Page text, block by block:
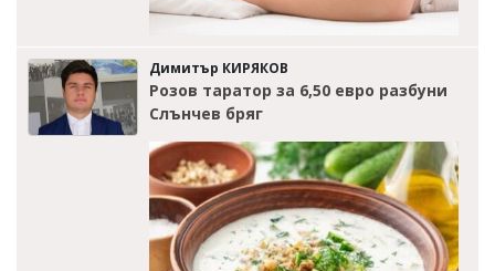
Димитър КИРЯКОВ
Розов таратор за 6,50 евро разбуни
Слънчев бряг